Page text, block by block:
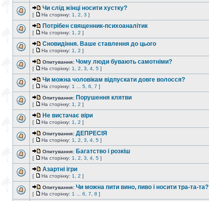
Чи слід жінці носити хустку?
[ На сторінку: 1 2 3 ]
Потрібен священник-психоаналітик
[ На сторінку: 1 2 ]
Сновидіння. Ваше ставлення до цього
[ На сторінку: 1 2 ]
Опитування: Чому люди бувають самотніми?
[ На сторінку: 1 2 3 4 5 ]
Чи можна чоловікам відпускати довге волосся?
[ На сторінку: 1 5 6 7 ]
Опитування: Порушення клятви
[ На сторінку: 1 2 ]
Не вистачає віри
[ На сторінку: 1 2 ]
Опитування: ДЕПРЕСІЯ
[ На сторінку: 1 2 3 4 5 ]
Опитування: Багатство і розкіш
[ На сторінку: 1 2 3 4 5 ]
Азартні ігри
[ На сторінку: 1 2 ]
Опитування: Чи можна пити вино, пиво і носити тра-та-та?
[ На сторінку: 1 6 7 8 ]